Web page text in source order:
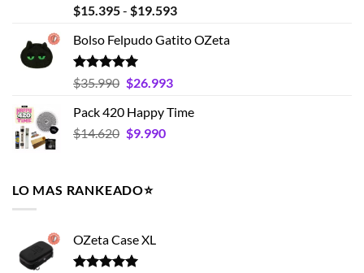
Valorado
con
de 5
$15.395- $19.593Rango
precios:
$19.593
Bolso Felpudo Gatito OZeta
Valorado
con
de 5
$35.990 El
original
era:
$26.993El
actual
Pack 420 Happy Time
$14.620 El
era:
$14.620.
$9.990El
LO MAS RANKEADO⭐️
OZeta Case XL